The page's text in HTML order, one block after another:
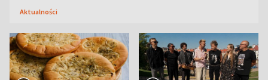
Aktualności